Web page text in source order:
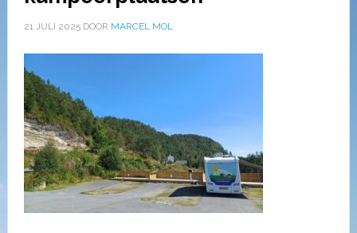
21 JULI 2025DOOR MARCEL MOL